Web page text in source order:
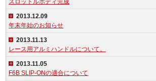
スロットルボディ完成
2013.12.09
年末年始のお知らせ
2013.11.13
レース用アルミハンドルについて。
2013.11.05
F6B SLIP-ONの適合について